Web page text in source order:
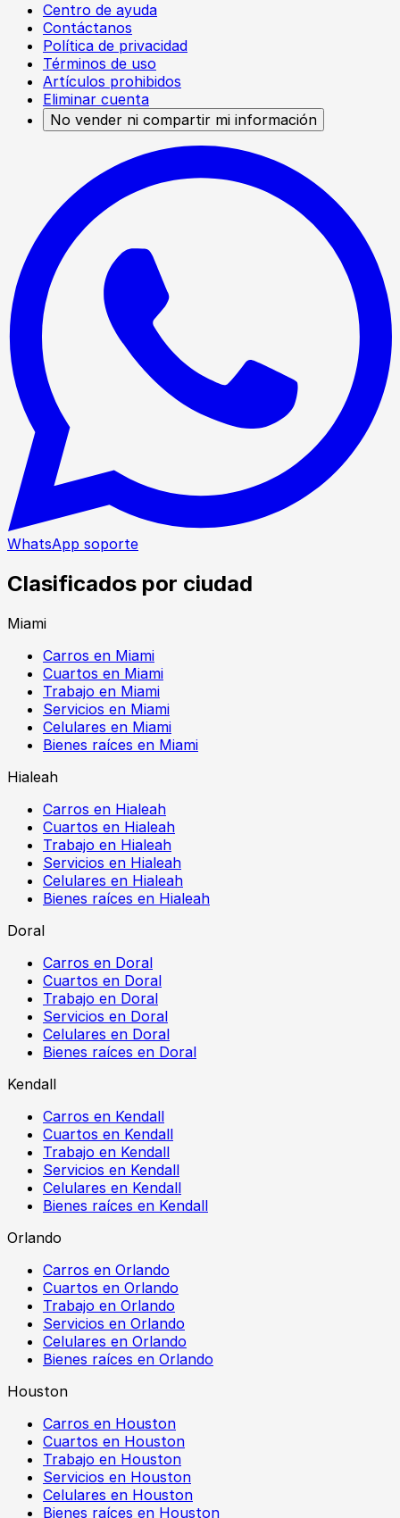
Centro de ayuda
Contáctanos
Política de privacidad
Términos de uso
Artículos prohibidos
Eliminar cuenta
No vender ni compartir mi información
WhatsApp soporte
Clasificados por ciudad
Miami
Carros en Miami
Cuartos en Miami
Trabajo en Miami
Servicios en Miami
Celulares en Miami
Bienes raíces en Miami
Hialeah
Carros en Hialeah
Cuartos en Hialeah
Trabajo en Hialeah
Servicios en Hialeah
Celulares en Hialeah
Bienes raíces en Hialeah
Doral
Carros en Doral
Cuartos en Doral
Trabajo en Doral
Servicios en Doral
Celulares en Doral
Bienes raíces en Doral
Kendall
Carros en Kendall
Cuartos en Kendall
Trabajo en Kendall
Servicios en Kendall
Celulares en Kendall
Bienes raíces en Kendall
Orlando
Carros en Orlando
Cuartos en Orlando
Trabajo en Orlando
Servicios en Orlando
Celulares en Orlando
Bienes raíces en Orlando
Houston
Carros en Houston
Cuartos en Houston
Trabajo en Houston
Servicios en Houston
Celulares en Houston
Bienes raíces en Houston